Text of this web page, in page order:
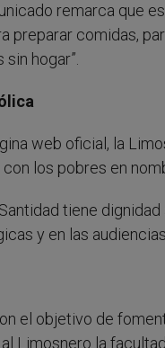
remarca que
preparar comidas,
hogar”.
web oficial, la
los pobres en
tiene
y en las
el objetivo de
Limosnero la